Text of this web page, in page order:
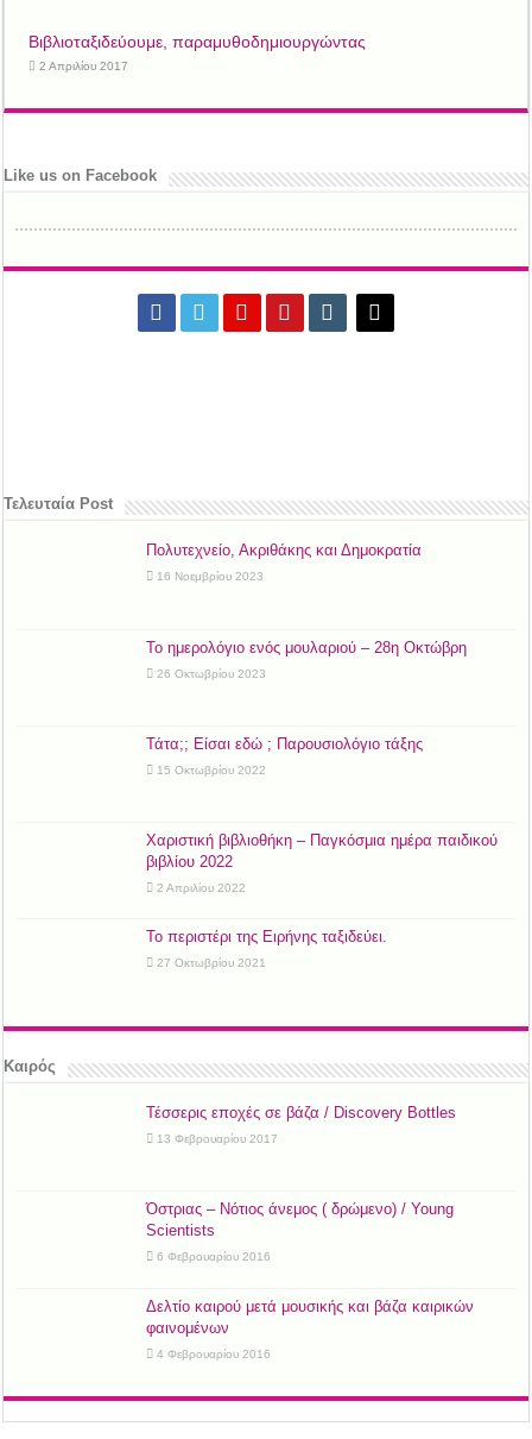
Βιβλιοταξιδεύουμε, παραμυθοδημιουργώντας
2 Απριλίου 2017
Like us on Facebook
Τελευταία Post
Πολυτεχνείο, Ακριθάκης και Δημοκρατία
16 Νοεμβρίου 2023
Το ημερολόγιο ενός μουλαριού – 28η Οκτώβρη
26 Οκτωβρίου 2023
Τάτα;; Είσαι εδώ ; Παρουσιολόγιο τάξης
15 Οκτωβρίου 2022
Χαριστική βιβλιοθήκη – Παγκόσμια ημέρα παιδικού
βιβλίου 2022
2 Απριλίου 2022
Το περιστέρι της Ειρήνης ταξιδεύει.
27 Οκτωβρίου 2021
Καιρός
Τέσσερις εποχές σε βάζα / Discovery Bottles
13 Φεβρουαρίου 2017
Όστριας – Νότιος άνεμος ( δρώμενο) / Young
Scientists
6 Φεβρουαρίου 2016
Δελτίο καιρού μετά μουσικής και βάζα καιρικών
φαινομένων
4 Φεβρουαρίου 2016